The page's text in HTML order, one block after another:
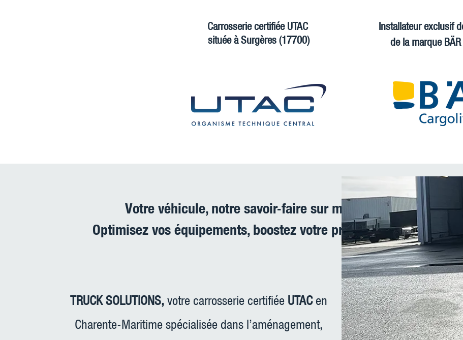
Carrosserie certifiée UTAC
située à Surgères (17700)
Installateur exclusif
de la marque BÄR
Votre véhicule, notre savoir-faire sur mesure
Optimisez vos équipements, boostez votre productivité !
TRUCK SOLUTIONS, votre carrosserie certifiée UTACen
Charente-Maritime spécialisée dans l’aménagement,
Ouverture